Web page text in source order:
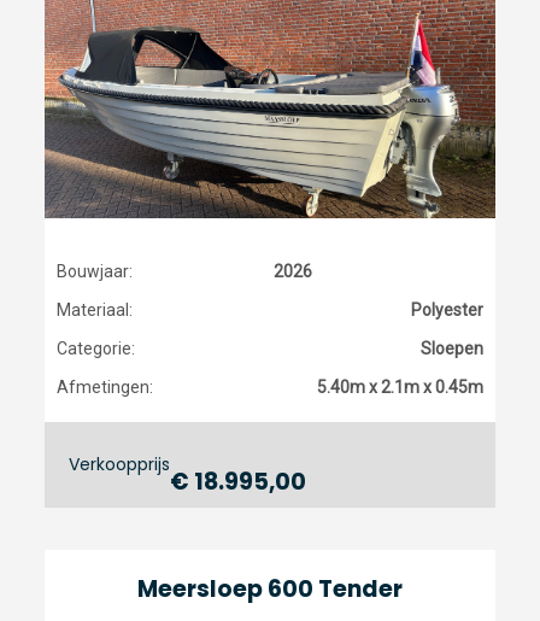
Bouwjaar:
2026
Materiaal:
Polyester
Categorie:
Sloepen
Afmetingen:
5.40m x 2.1m x 0.45m
Verkoopprijs
€ 18.995,00
Meersloep 600 Tender